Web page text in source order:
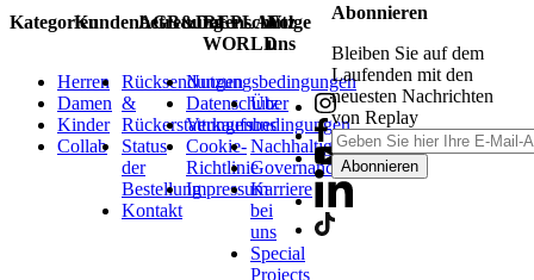
Kategorien
Herren
Damen
Kinder
Collab
Kundenbetreuung
Rücksendungen
&
Rückerstattungen
Status
der
Bestellung
Kontakt
AGB&Datenschutz
Nutzungsbedingungen
Datenschutz
Verkaufsbedingungen
Cookie-
Richtlinie
Impressum
REPLAY
WORLD
Über
uns
Nachhaltigkeit
Governance
Karriere
bei
uns
Special
Projects
Folge
uns
Abonnieren
Bleiben Sie auf dem
Laufenden mit den
neuesten Nachrichten
von Replay
Abonnieren